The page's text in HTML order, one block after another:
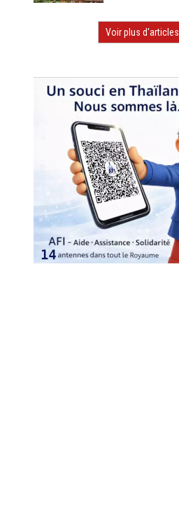
Voir plus d'articles